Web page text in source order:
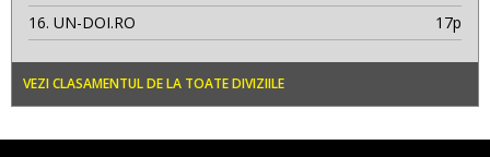
16. UN-DOI.RO 17p
VEZI CLASAMENTUL DE LA TOATE DIVIZIILE